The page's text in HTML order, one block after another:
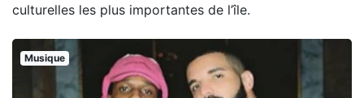
culturelles les plus importantes de l’île.
Musique